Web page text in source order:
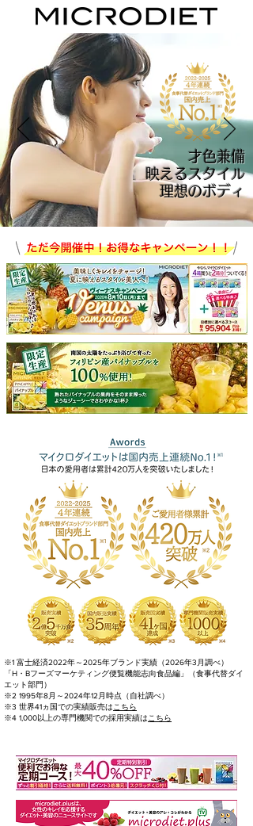
才色兼備
映えるスタイル
理想のボディ
※1 富士経済2022年～2025年ブランド実績（2026年3月調べ）
「H・Bフーズマーケティング便覧機能志向食品編」（食事代替ダイ
エット部門）
※2 1995年8月～2024年12月時点（自社調べ）
※3 世界41ヵ国での実績販売は こちら
※4 1,000以上の専門機関での採用実績は こちら